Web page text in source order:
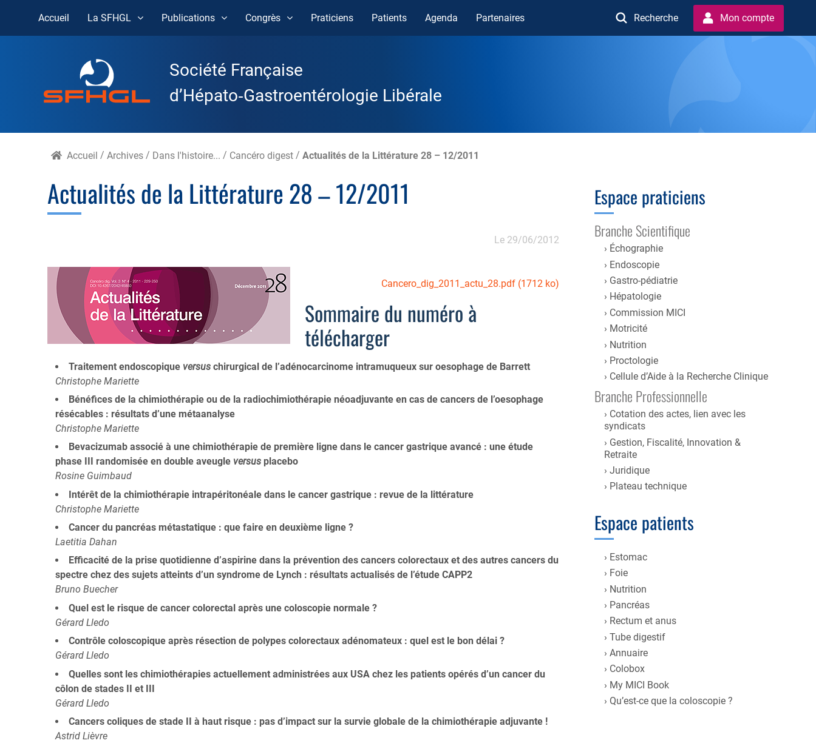
Skip
Accueil La SFHGL Publications Congrès Praticiens Patients Agenda Partenaires Recherche Mon compte
Société Française
d’Hépato‑Gastroentérologie Libérale
Accueil /Archives / Dans l'histoire... / Cancéro digest /Actualités de la Littérature 28 – 12/2011
Actualités de la Littérature 28 – 12/2011
Le 29/06/2012
Cancero_dig_2011_actu_28.pdf (1712 ko)
Sommaire du numéro à
télécharger
Traitement endoscopique versuschirurgical de l’adénocarcinome intramuqueux sur oesophage de Barrett
Christophe Mariette
Bénéfices de la chimiothérapie ou de la radiochimiothérapie néoadjuvante en cas de cancers de l’oesophage
résécables : résultats d’une métaanalyse
Christophe Mariette
Bevacizumab associé à une chimiothérapie de première ligne dans le cancer gastrique avancé : une étude
phase III randomisée en double aveugle versusplacebo
Rosine Guimbaud
Intérêt de la chimiothérapie intrapéritonéale dans le cancer gastrique : revue de la littérature
Christophe Mariette
Cancer du pancréas métastatique : que faire en deuxième ligne ?
Laetitia Dahan
Efficacité de la prise quotidienne d’aspirine dans la prévention des cancers colorectaux et des autres cancers du
spectre chez des sujets atteints d’un syndrome de Lynch : résultats actualisés de l’étude CAPP2
Bruno Buecher
Quel est le risque de cancer colorectal après une coloscopie normale ?
Gérard Lledo
Contrôle coloscopique après résection de polypes colorectaux adénomateux : quel est le bon délai ?
Gérard Lledo
Quelles sont les chimiothérapies actuellement administrées aux USA chez les patients opérés d’un cancer du
côlon de stades II et III
Gérard Lledo
Cancers coliques de stade II à haut risque : pas d’impact sur la survie globale de la chimiothérapie adjuvante !
Astrid Lièvre
Espace praticiens
Branche Scientifique
Échographie
Endoscopie
Gastro-pédiatrie
Hépatologie
Commission MICI
Motricité
Nutrition
Proctologie
Cellule d’Aide à la Recherche Clinique
Branche Professionnelle
Cotation des actes, lien avec les
syndicats
Gestion, Fiscalité, Innovation &
Retraite
Juridique
Plateau technique
Espace patients
Estomac
Foie
Nutrition
Pancréas
Rectum et anus
Tube digestif
Annuaire
Colobox
My MICI Book
Qu’est-ce que la coloscopie ?